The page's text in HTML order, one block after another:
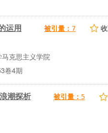
运用 被引量： 7
克思主义学院
卷4期
潮探析 被引量： 5